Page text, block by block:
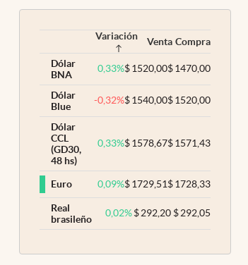
Variación Venta Compra
Dólar
BNA
0,33%$1520,00$1470,00
Dólar
Blue
-0,32%$1540,00$1520,00
Dólar
CCL
(GD30,
48 hs)
0,33%$1578,67$1571,43
Euro 0,09%$1729,51$1728,33
Real
brasileño
0,02% $292,20 $292,05